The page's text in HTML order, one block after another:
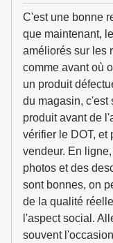
C'est une bonne
que maintenant,
améliorés sur les
comme avant où
un produit
du magasin, c'est
produit avant de
vérifier le DOT, et
vendeur. En
photos et des
sont bonnes, on
de la qualité
l'aspect social.
souvent